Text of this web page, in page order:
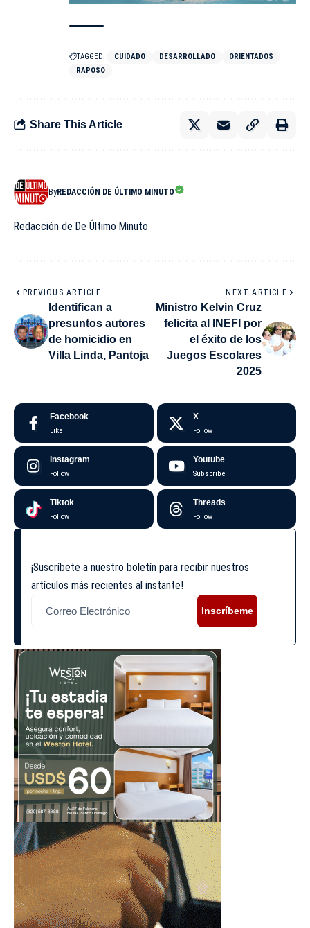
TAGGED: CUIDADO DESARROLLADO
ORIENTADOS
RAPOSO
Share This Article
ByREDACCIÓN DE ÚLTIMO MINUTO
Redacción de De Último Minuto
PREVIOUS ARTICLE
Identifican a
presuntos autores
de homicidio en
Villa Linda, Pantoja
NEXT ARTICLE
Ministro Kelvin Cruz
felicita al INEFI por
el éxito de los
Juegos Escolares
2025
Facebook
Like
X
Follow
Instagram
Follow
Youtube
Subscribe
Tiktok
Follow
Threads
Follow
¡Suscríbete a nuestro boletín para recibir nuestros
artículos más recientes al instante!
Inscríbeme